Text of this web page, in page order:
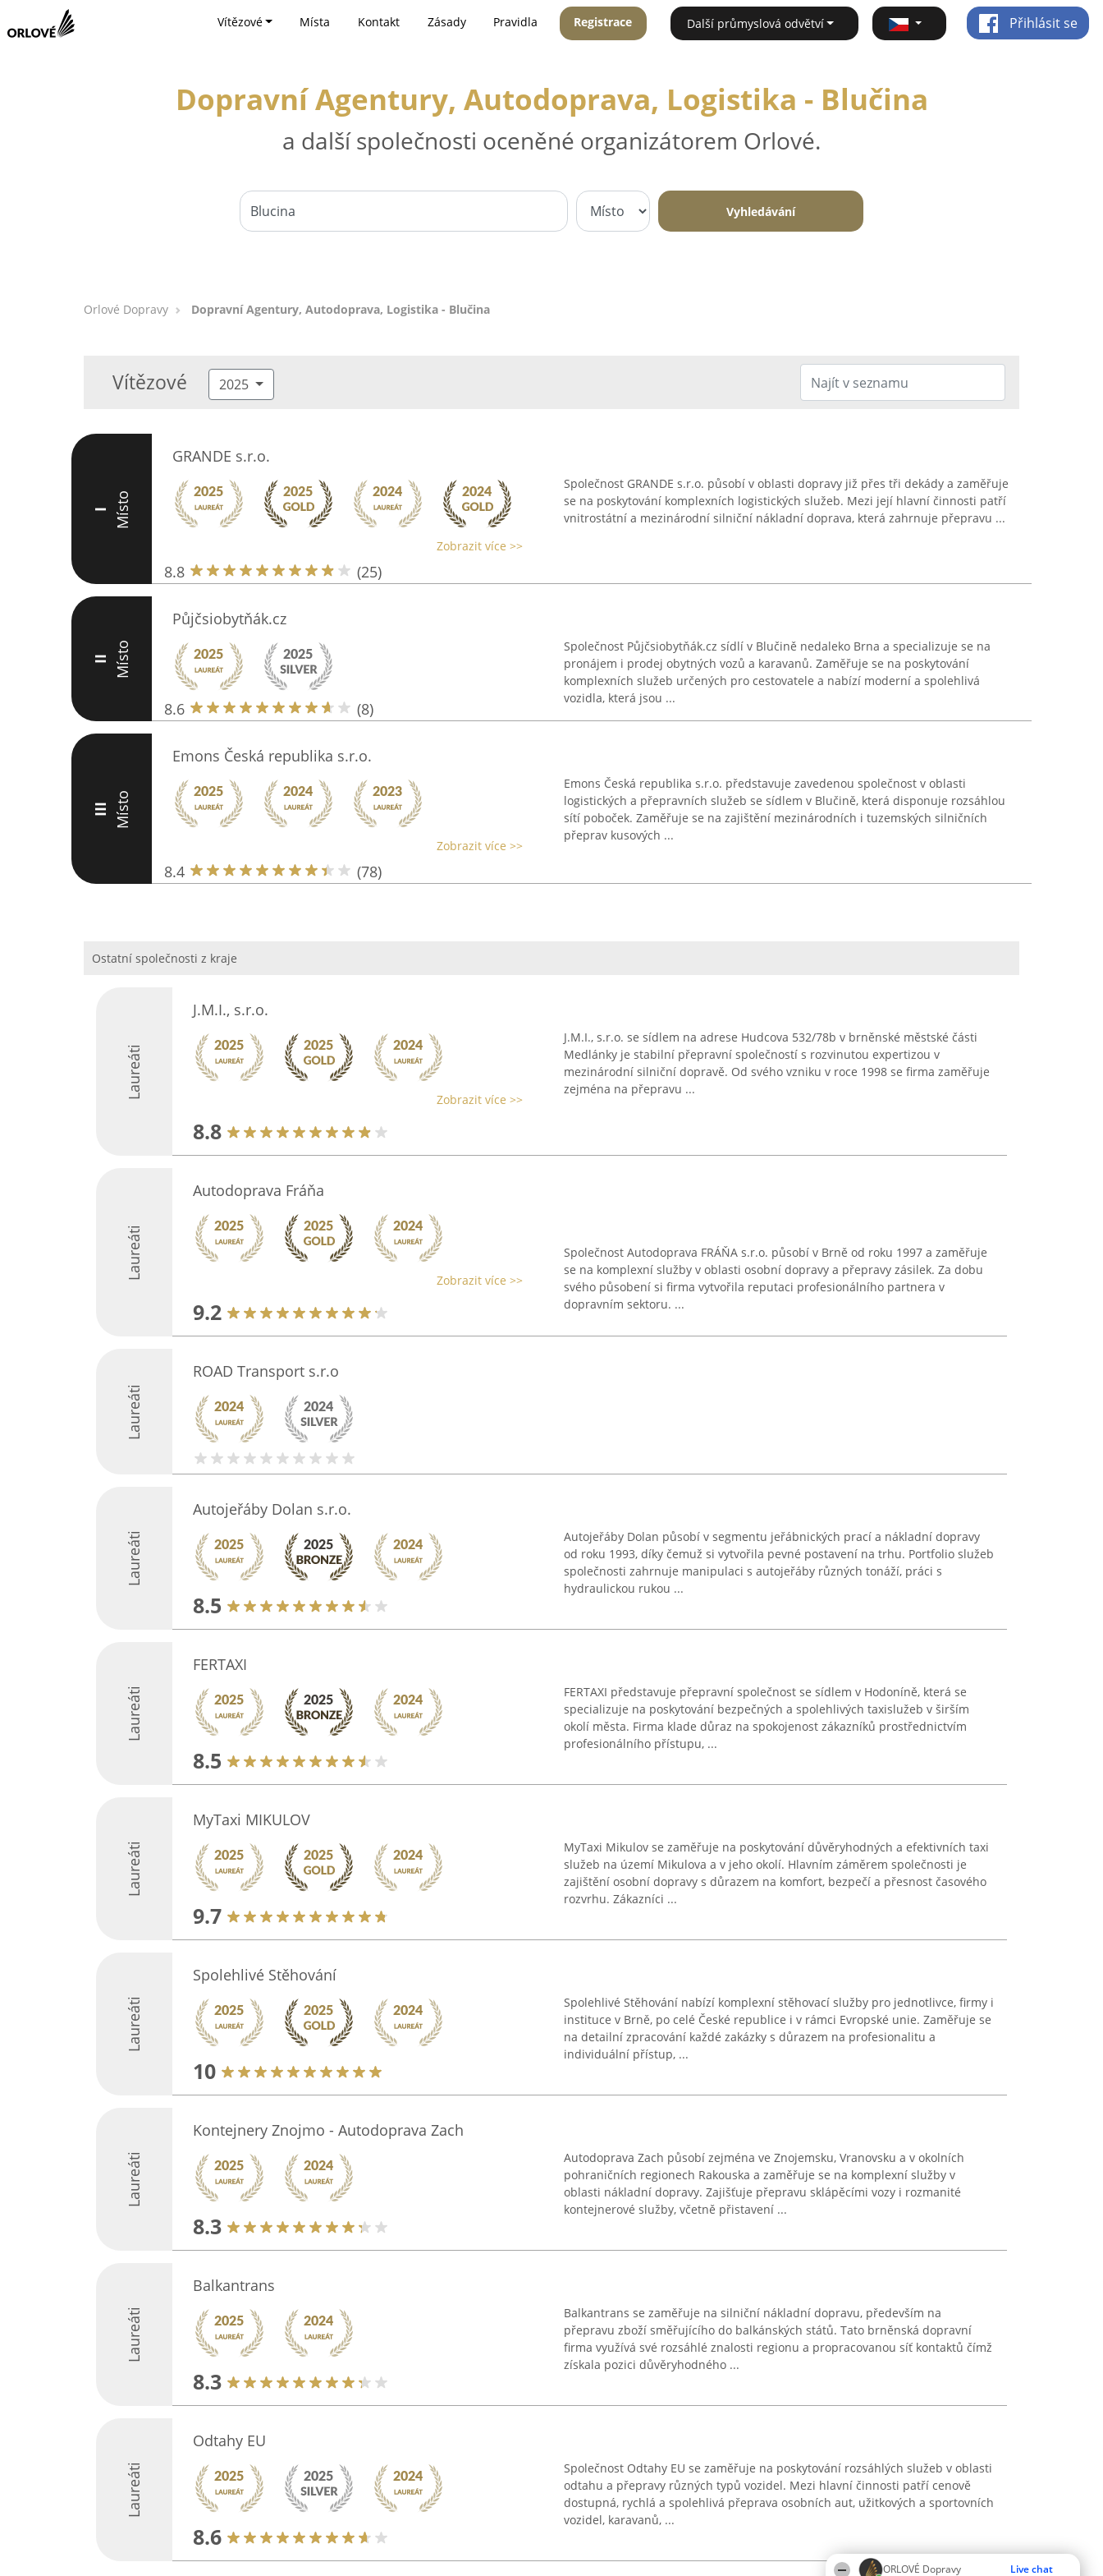
ORLOVÉ Dopravy Live chat
Vítězové Místa Kontakt Zásady Pravidla Registrace Další průmyslová odvětví Přihlásit se
Dopravní Agentury, Autodoprava, Logistika - Blučina
a další společnosti oceněné organizátorem Orlové.
Vyhledávání
Orlové Dopravy Dopravní Agentury, Autodoprava, Logistika - Blučina
Vítězové 2025
I Místo
GRANDE s.r.o.
Zobrazit více >>
8.8 (25)
Společnost GRANDE s.r.o. působí v oblasti dopravy již přes tři dekády a zaměřuje
se na poskytování komplexních logistických služeb. Mezi její hlavní činnosti patří
vnitrostátní a mezinárodní silniční nákladní doprava, která zahrnuje přepravu ...
II Místo
Půjčsiobytňák.cz
8.6 (8)
Společnost Půjčsiobytňák.cz sídlí v Blučině nedaleko Brna a specializuje se na
pronájem i prodej obytných vozů a karavanů. Zaměřuje se na poskytování
komplexních služeb určených pro cestovatele a nabízí moderní a spolehlivá
vozidla, která jsou ...
III Místo
Emons Česká republika s.r.o.
Zobrazit více >>
8.4 (78)
Emons Česká republika s.r.o. představuje zavedenou společnost v oblasti
logistických a přepravních služeb se sídlem v Blučině, která disponuje rozsáhlou
sítí poboček. Zaměřuje se na zajištění mezinárodních i tuzemských silničních
přeprav kusových ...
Ostatní společnosti z kraje
Laureáti
J.M.I., s.r.o.
Zobrazit více >>
8.8
J.M.I., s.r.o. se sídlem na adrese Hudcova 532/78b v brněnské městské části
Medlánky je stabilní přepravní společností s rozvinutou expertizou v
mezinárodní silniční dopravě. Od svého vzniku v roce 1998 se firma zaměřuje
zejména na přepravu ...
Laureáti
Autodoprava Fráňa
Zobrazit více >>
9.2
Společnost Autodoprava FRÁŇA s.r.o. působí v Brně od roku 1997 a zaměřuje
se na komplexní služby v oblasti osobní dopravy a přepravy zásilek. Za dobu
svého působení si firma vytvořila reputaci profesionálního partnera v
dopravním sektoru. ...
Laureáti
ROAD Transport s.r.o
Laureáti
Autojeřáby Dolan s.r.o.
8.5
Autojeřáby Dolan působí v segmentu jeřábnických prací a nákladní dopravy
od roku 1993, díky čemuž si vytvořila pevné postavení na trhu. Portfolio služeb
společnosti zahrnuje manipulaci s autojeřáby různých tonáží, práci s
hydraulickou rukou ...
Laureáti
FERTAXI
8.5
FERTAXI představuje přepravní společnost se sídlem v Hodoníně, která se
specializuje na poskytování bezpečných a spolehlivých taxislužeb v širším
okolí města. Firma klade důraz na spokojenost zákazníků prostřednictvím
profesionálního přístupu, ...
Laureáti
MyTaxi MIKULOV
9.7
MyTaxi Mikulov se zaměřuje na poskytování důvěryhodných a efektivních taxi
služeb na území Mikulova a v jeho okolí. Hlavním záměrem společnosti je
zajištění osobní dopravy s důrazem na komfort, bezpečí a přesnost časového
rozvrhu. Zákazníci ...
Laureáti
Spolehlivé Stěhování
10
Spolehlivé Stěhování nabízí komplexní stěhovací služby pro jednotlivce, firmy i
instituce v Brně, po celé České republice i v rámci Evropské unie. Zaměřuje se
na detailní zpracování každé zakázky s důrazem na profesionalitu a
individuální přístup, ...
Laureáti
Kontejnery Znojmo - Autodoprava Zach
8.3
Autodoprava Zach působí zejména ve Znojemsku, Vranovsku a v okolních
pohraničních regionech Rakouska a zaměřuje se na komplexní služby v
oblasti nákladní dopravy. Zajišťuje přepravu sklápěcími vozy i rozmanité
kontejnerové služby, včetně přistavení ...
Laureáti
Balkantrans
8.3
Balkantrans se zaměřuje na silniční nákladní dopravu, především na
přepravu zboží směřujícího do balkánských států. Tato brněnská dopravní
firma využívá své rozsáhlé znalosti regionu a propracovanou síť kontaktů čímž
získala pozici důvěryhodného ...
Laureáti
Odtahy EU
8.6
Společnost Odtahy EU se zaměřuje na poskytování rozsáhlých služeb v oblasti
odtahu a přepravy různých typů vozidel. Mezi hlavní činnosti patří cenově
dostupná, rychlá a spolehlivá přeprava osobních aut, užitkových a sportovních
vozidel, karavanů, ...